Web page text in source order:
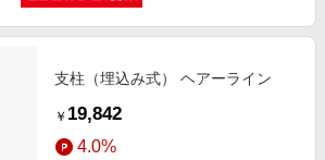
支柱（埋込み式） ヘアーライン
￥ 19,842
4.0%